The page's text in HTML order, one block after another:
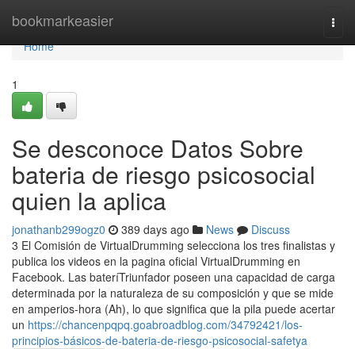
bookmarkeasier
Home
Home
1
Se desconoce Datos Sobre
bateria de riesgo psicosocial
quien la aplica
jonathanb299ogz0 389 days ago News
Discuss
3 El Comisión de VirtualDrumming selecciona los tres finalistas y
publica los videos en la pagina oficial VirtualDrumming en
Facebook. Las bateríTriunfador poseen una capacidad de carga
determinada por la naturaleza de su composición y que se mide
en amperios-hora (Ah), lo que significa que la pila puede acertar
un https://chancenpqpq.goabroadblog.com/34792421/los-
principios-básicos-de-bateria-de-riesgo-psicosocial-safetya